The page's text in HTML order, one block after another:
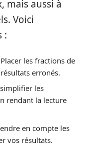
mais aussi à
Voici
:
les fractions de
erronés.
les
rendant la lecture
en compte les
vos résultats.